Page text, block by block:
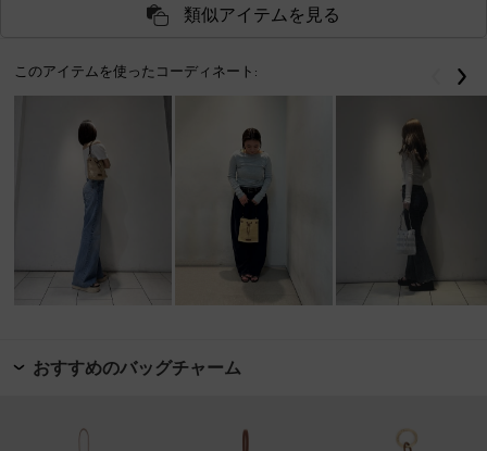
類似アイテムを見る
このアイテムを使ったコーディネート: 戻る
おすすめのバッグチャーム